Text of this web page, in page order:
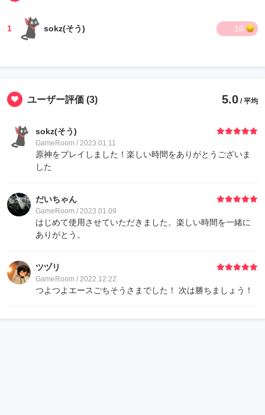
1 sokz(そう) 10
ユーザー評価 (3) 5.0 / 平均
sokz(そう)
GameRoom / 2023.01.11
原神をプレイしました！楽しい時間をありがとうございま
した
だいちゃん
GameRoom / 2023.01.09
はじめて使用させていただきました。楽しい時間を一緒に
ありがとう。
ツヅリ
GameRoom / 2022.12.22
つよつよエースごちそうさまでした！ 次は勝ちましょう！